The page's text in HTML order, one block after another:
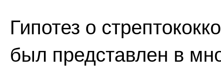
Гипотез о
был представлен в